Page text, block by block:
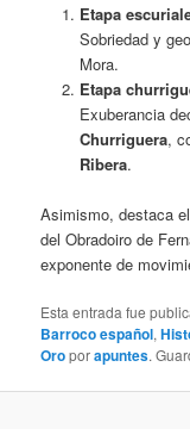
Etapa
Sobriedad y
Mora.
Etapa
Exuberancia
Churriguera,
Ribera.
Asimismo, destaca
del Obradoiro de
exponente de
Esta entrada fue
Barroco español,
Oroporapuntes.